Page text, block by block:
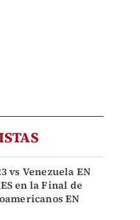
vs Venezuela EN
en la Final de
EN